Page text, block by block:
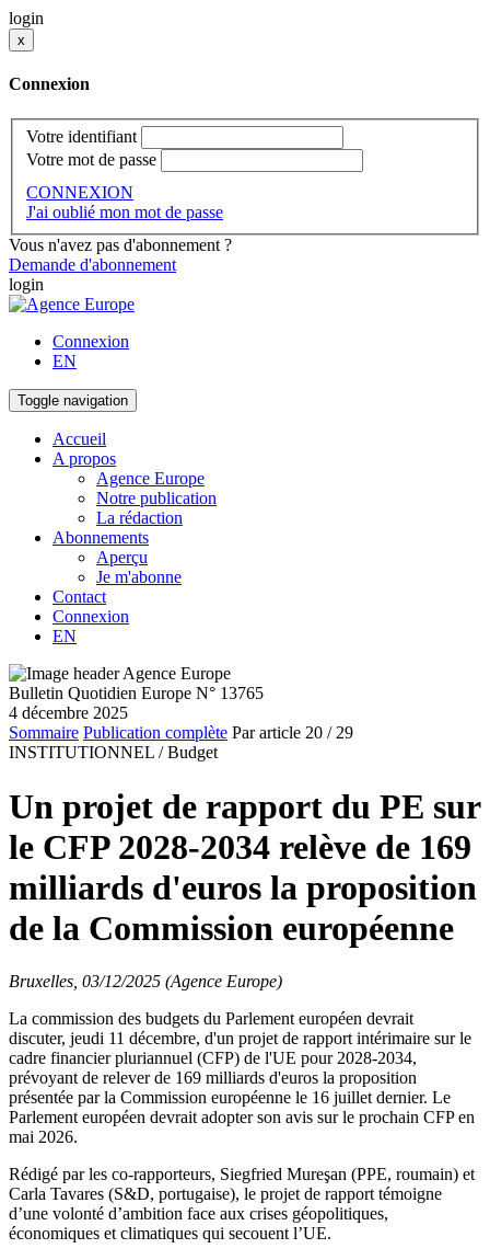
login
x
Connexion
Votre identifiant
Votre mot de passe
CONNEXION
J'ai oublié mon mot de passe
Vous n'avez pas d'abonnement ?
Demande d'abonnement
login
Connexion
EN
Toggle navigation
Accueil
A propos
Agence Europe
Notre publication
La rédaction
Abonnements
Aperçu
Je m'abonne
Contact
Connexion
EN
Bulletin Quotidien Europe N° 13765
4 décembre 2025
Sommaire Publication complète Par article 20 / 29
INSTITUTIONNEL / Budget
Un projet de rapport du PE sur
le CFP 2028-2034 relève de 169
milliards d'euros la proposition
de la Commission européenne
Bruxelles, 03/12/2025 (Agence Europe)
La commission des budgets du Parlement européen devrait
discuter, jeudi 11 décembre, d'un projet de rapport intérimaire sur le
cadre financier pluriannuel (CFP) de l'UE pour 2028-2034,
prévoyant de relever de 169 milliards d'euros la proposition
présentée par la Commission européenne le 16 juillet dernier. Le
Parlement européen devrait adopter son avis sur le prochain CFP en
mai 2026.
Rédigé par les co-rapporteurs, Siegfried Mureşan (PPE, roumain) et
Carla Tavares (S&D, portugaise), le projet de rapport témoigne
d’une volonté d’ambition face aux crises géopolitiques,
économiques et climatiques qui secouent l’UE.